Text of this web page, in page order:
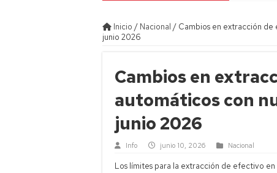
Inicio / Nacional / Cambios en extracción de
junio 2026
Cambios en
automáticos con
junio 2026
Info junio 10, 2026 Nacional
Los límites para la extracción de efectivo